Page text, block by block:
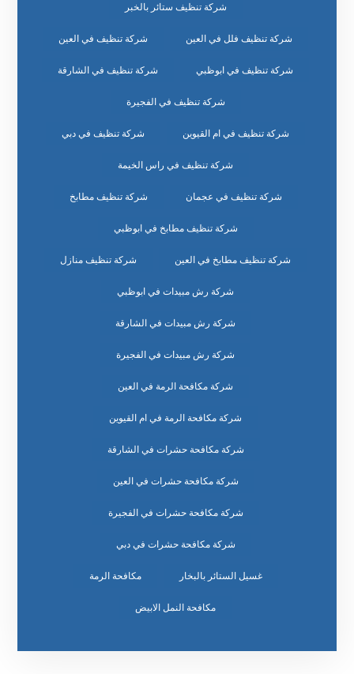
شركة تنظيف ستائر بالخبر
شركة تنظيف فلل في العين شركة تنظيف في العين
شركة تنظيف في ابوظبي شركة تنظيف في الشارقة
شركة تنظيف في الفجيرة
شركة تنظيف في ام القيوين شركة تنظيف في دبي
شركة تنظيف في راس الخيمة
شركة تنظيف في عجمان شركة تنظيف مطابخ
شركة تنظيف مطابخ في ابوظبي
شركة تنظيف مطابخ في العين شركة تنظيف منازل
شركة رش مبيدات في ابوظبي
شركة رش مبيدات في الشارقة
شركة رش مبيدات في الفجيرة
شركة مكافحة الرمة في العين
شركة مكافحة الرمة في ام القيوين
شركة مكافحة حشرات في الشارقة
شركة مكافحة حشرات في العين
شركة مكافحة حشرات في الفجيرة
شركة مكافحة حشرات في دبي
غسيل الستائر بالبخار مكافحة الرمة
مكافحة النمل الابيض